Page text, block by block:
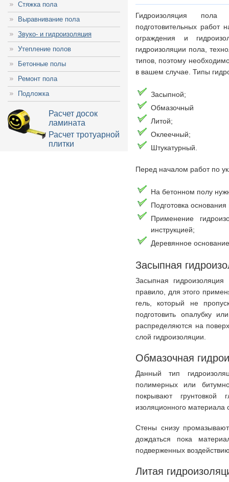
Гидроизоляция
подготовительных работ
ограждения и
гидроизоляции пола,
типов, поэтому
в вашем случае. Типы
Засыпной;
Обмазочный
Литой;
Оклеечный;
Штукатурный.
Перед началом работ по
На бетонном полу
Подготовка
Применение
инструкцией;
Деревянное
Засыпная
Засыпная
правило, для этого
гель, который не
подготовить опалубку
распределяются на
слой гидроизоляции.
Обмазочная
Данный тип
полимерных или
покрывают грунтовкой
изоляционного материала
Стены снизу
дождаться пока
подверженных
Литая
Стяжка пола
Выравнивание пола
Звуко- и гидроизоляция
Утепление полов
Бетонные полы
Ремонт пола
Подложка
Расчет досок
ламината
Расчет тротуарной
плитки